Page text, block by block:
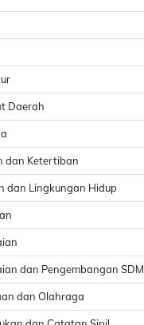
Daerah
dan Ketertiban
dan Lingkungan Hidup
dan Pengembangan SDM
dan Olahraga